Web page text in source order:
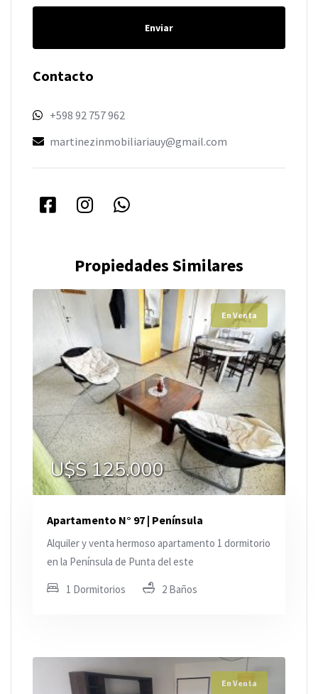
Enviar
Contacto
+598 92 757 962
martinezinmobiliariauy@gmail.com
Propiedades Similares
En Venta
U$S 125.000
Apartamento N° 97 | Península
Alquiler y venta hermoso apartamento 1 dormitorio
en la Península de Punta del este
1 Dormitorios 2 Baños
En Venta